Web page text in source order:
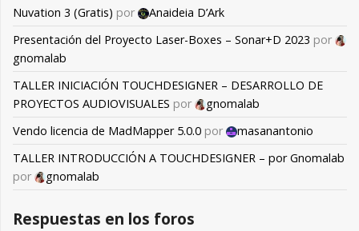
Nuvation 3 (Gratis) por
Anaideia D’Ark
Presentación del Proyecto Laser-Boxes – Sonar+D 2023 por
gnomalab
TALLER INICIACIÓN TOUCHDESIGNER – DESARROLLO DE
PROYECTOS AUDIOVISUALES por
gnomalab
Vendo licencia de MadMapper 5.0.0 por
masanantonio
TALLER INTRODUCCIÓN A TOUCHDESIGNER – por Gnomalab
por
gnomalab
Respuestas en los foros